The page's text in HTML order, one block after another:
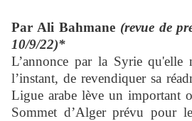
Par Ali Bahmane (revue de
10/9/22)*
L’annonce par la Syrie qu'elle
l’instant, de revendiquer sa
Ligue arabe lève un important
Sommet d’Alger prévu pour